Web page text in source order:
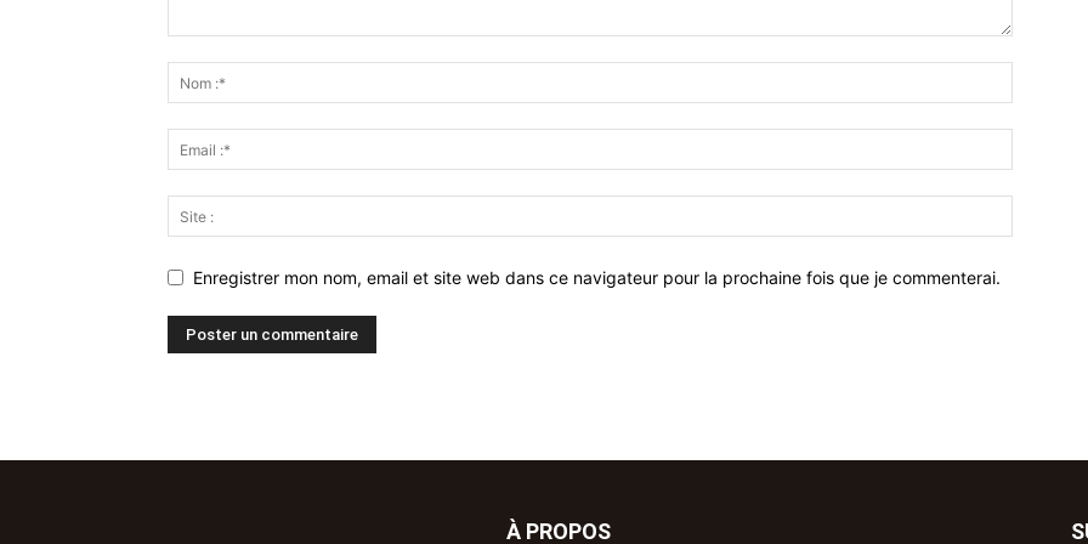
Enregistrer mon nom, email et site web dans ce navigateur pour la prochaine fois que je commenterai.
À PROPOS